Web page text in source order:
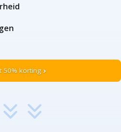
50% kortingchevron_right